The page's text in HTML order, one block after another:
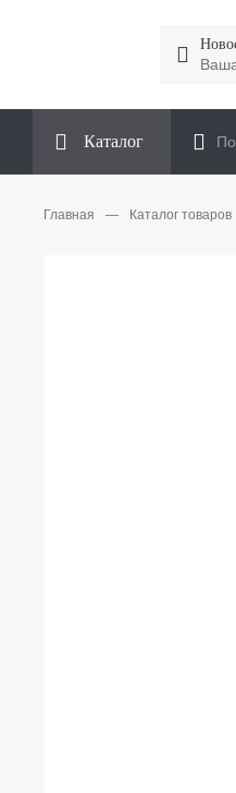
Каталог
Главная — Каталог товаров